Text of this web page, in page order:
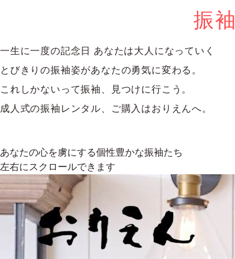
振袖
一生に一度の記念日 あなたは大人になっていく
とびきりの振袖姿があなたの勇気に変わる。
これしかないって振袖、見つけに行こう。
成人式の振袖レンタル、ご購入はおりえんへ。
あなたの心を虜にする個性豊かな振袖たち
左右にスクロールできます